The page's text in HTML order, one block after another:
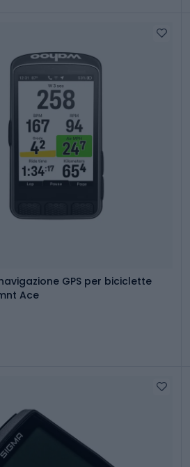
GPS per biciclette
Ace